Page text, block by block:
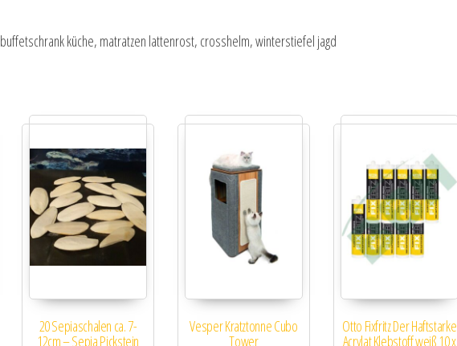
küche, matratzen lattenrost, crosshelm, winterstiefel jagd
20 Sepiaschalen ca. 7-
12cm – Sepia Pickstein
Vesper Kratztonne Cubo
Tower
Otto Fixfritz Der Haftstarke
Acrylat Klebstoff weiß 10 x